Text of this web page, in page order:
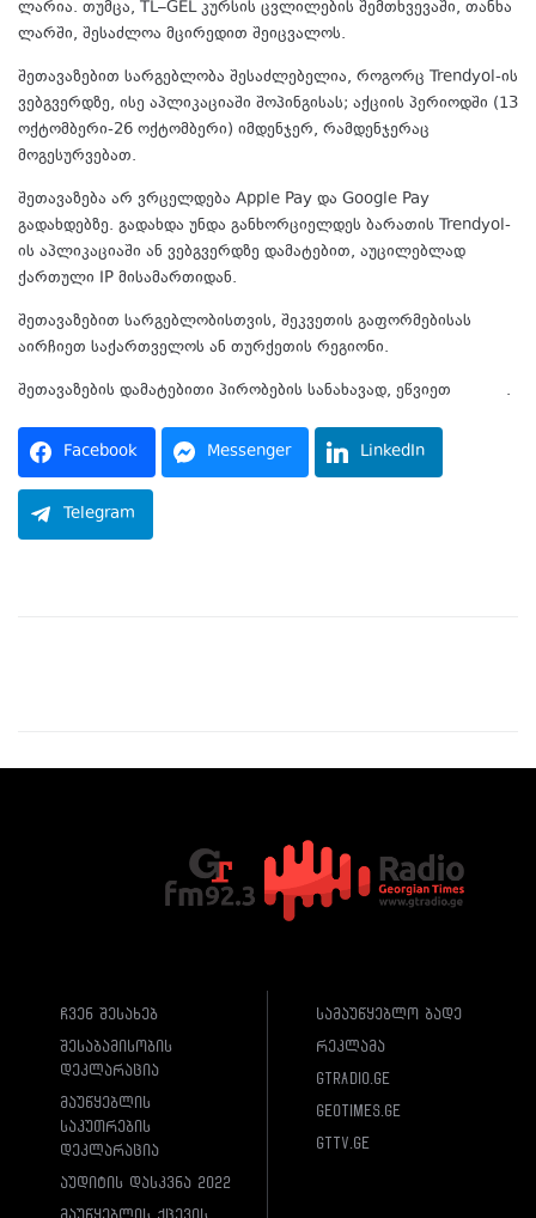
ლარია. თუმცა, TL–GEL კურსის ცვლილების შემთხვევაში, თანხა
ლარში, შესაძლოა მცირედით შეიცვალოს.
შეთავაზებით სარგებლობა შესაძლებელია, როგორც Trendyol-ის
ვებგვერდზე, ისე აპლიკაციაში შოპინგისას; აქციის პერიოდში (13
ოქტომბერი-26 ოქტომბერი) იმდენჯერ, რამდენჯერაც
მოგესურვებათ.
შეთავაზება არ ვრცელდება Apple Pay და Google Pay
გადახდებზე. გადახდა უნდა განხორციელდეს ბარათის Trendyol-
ის აპლიკაციაში ან ვებგვერდზე დამატებით, აუცილებლად
ქართული IP მისამართიდან.
შეთავაზებით სარგებლობისთვის, შეკვეთის გაფორმებისას
აირჩიეთ საქართველოს ან თურქეთის რეგიონი.
შეთავაზების დამატებითი პირობების სანახავად, ეწვიეთ
.
Facebook Messenger LinkedIn
Telegram
ჩვენ შესახებ
შესაბამისობის
დეკლარაცია
მაუწყებლის
საკუთრების
დეკლარაცია
აუდიტის დასკვნა 2022
სამაუწყებლო ბადე
რეკლამა
gtradio.ge
geotimes.ge
gttv.ge